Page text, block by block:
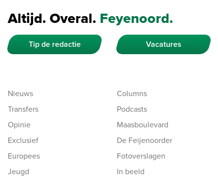
Altijd. Overal. Feyenoord.
Tip de redactie Vacatures
Nieuws
Transfers
Opinie
Exclusief
Europees
Jeugd
Columns
Podcasts
Maasboulevard
De Feijenoorder
Fotoverslagen
In beeld